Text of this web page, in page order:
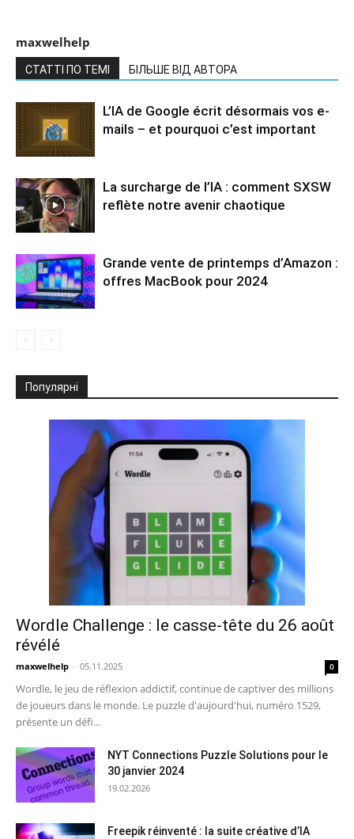
maxwelhelp
СТАТТІ ПО ТЕМІ БІЛЬШЕ ВІД АВТОРА
L’IA de Google écrit désormais vos e-
mails – et pourquoi c’est important
La surcharge de l’IA : comment SXSW
reflète notre avenir chaotique
Grande vente de printemps d’Amazon :
offres MacBook pour 2024
Популярні
Wordle Challenge : le casse-tête du 26 août
révélé
maxwelhelp - 05.11.2025 0
Wordle, le jeu de réflexion addictif, continue de captiver des millions
de joueurs dans le monde. Le puzzle d'aujourd'hui, numéro 1529,
présente un défi...
NYT Connections Puzzle Solutions pour le
30 janvier 2024
19.02.2026
Freepik réinventé : la suite créative d’IA